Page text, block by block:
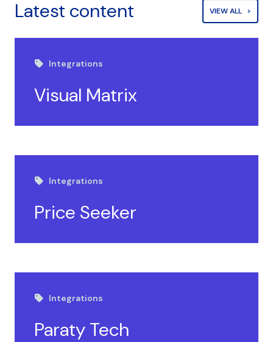
Latest content VIEW ALL
Integrations
Visual Matrix
Integrations
Price Seeker
Integrations
Paraty Tech